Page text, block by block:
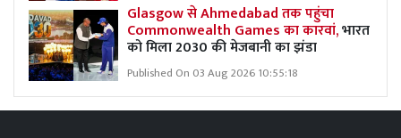
Glasgow से Ahmedabad तक पहुंचा
Commonwealth Games का कारवां,भारत
को मिला 2030 की मेजबानी का झंडा
Published On 03 Aug 2026 10:55:18